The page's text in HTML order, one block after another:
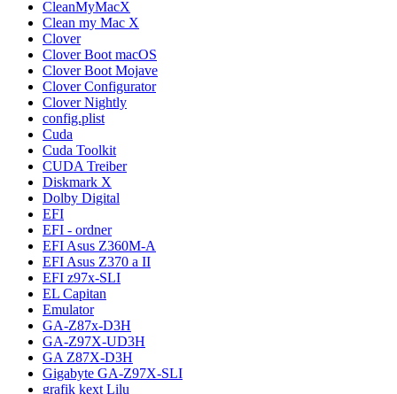
CleanMyMacX
Clean my Mac X
Clover
Clover Boot macOS
Clover Boot Mojave
Clover Configurator
Clover Nightly
config.plist
Cuda
Cuda Toolkit
CUDA Treiber
Diskmark X
Dolby Digital
EFI
EFI - ordner
EFI Asus Z360M-A
EFI Asus Z370 a II
EFI z97x-SLI
EL Capitan
Emulator
GA-Z87x-D3H
GA-Z97X-UD3H
GA Z87X-D3H
Gigabyte GA-Z97X-SLI
grafik kext Lilu